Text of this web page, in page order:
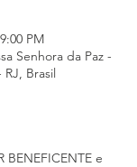
PM
Senhora da Paz -
Brasil
BENEFICENTE e